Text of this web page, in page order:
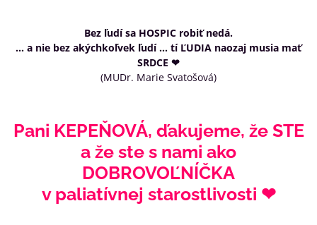
Bez ľudí sa HOSPIC robiť nedá.
... a nie bez akýchkoľvek ľudí ... tí ĽUDIA naozaj musia mať
SRDCE ❤
(MUDr. Marie Svatošová)
Pani KEPEŇOVÁ, ďakujeme, že STE
a že ste s nami ako
DOBROVOĽNÍČKA
v paliatívnej starostlivosti ❤